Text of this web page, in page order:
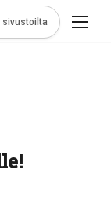
sivustoilta